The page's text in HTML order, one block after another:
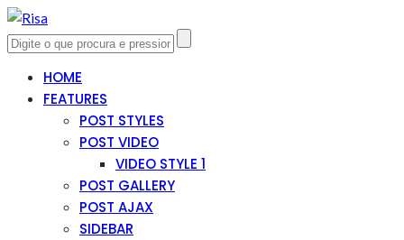
HOME
FEATURES
POST STYLES
POST VIDEO
VIDEO STYLE 1
POST GALLERY
POST AJAX
SIDEBAR